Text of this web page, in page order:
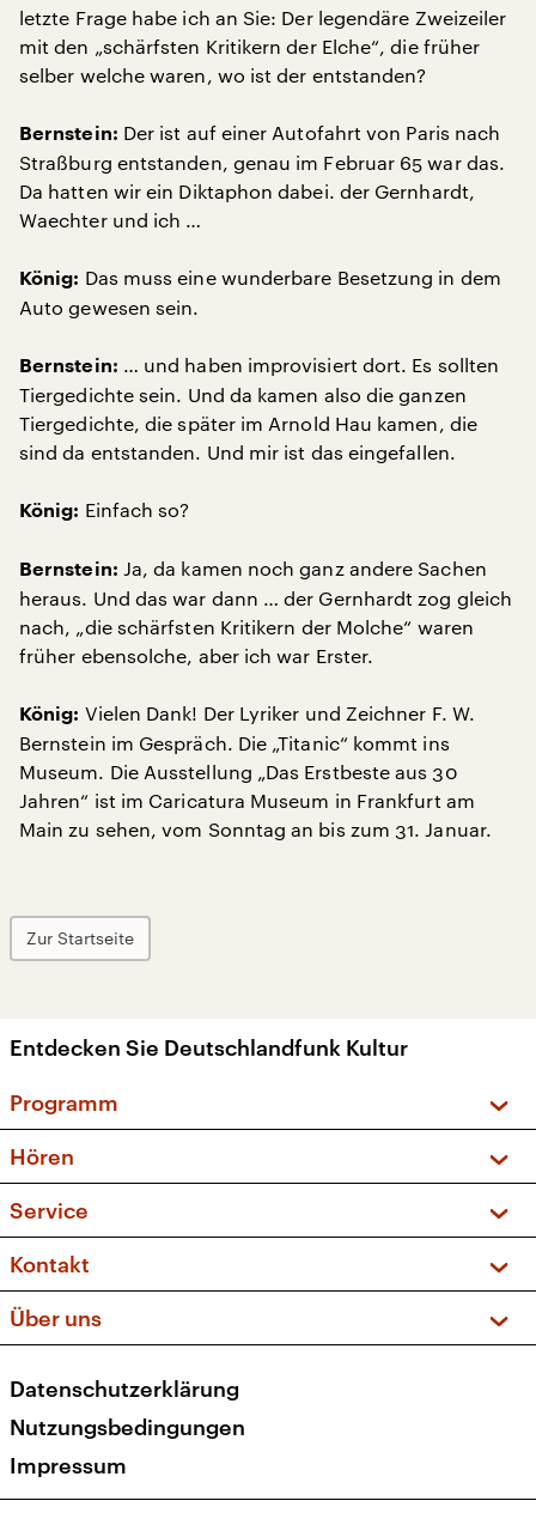
letzte Frage habe ich an Sie: Der legendäre Zweizeiler
mit den „schärfsten Kritikern der Elche“, die früher
selber welche waren, wo ist der entstanden?
Bernstein: Der ist auf einer Autofahrt von Paris nach
Straßburg entstanden, genau im Februar 65 war das.
Da hatten wir ein Diktaphon dabei. der Gernhardt,
Waechter und ich …
König: Das muss eine wunderbare Besetzung in dem
Auto gewesen sein.
Bernstein: … und haben improvisiert dort. Es sollten
Tiergedichte sein. Und da kamen also die ganzen
Tiergedichte, die später im Arnold Hau kamen, die
sind da entstanden. Und mir ist das eingefallen.
König: Einfach so?
Bernstein: Ja, da kamen noch ganz andere Sachen
heraus. Und das war dann … der Gernhardt zog gleich
nach, „die schärfsten Kritikern der Molche“ waren
früher ebensolche, aber ich war Erster.
König: Vielen Dank! Der Lyriker und Zeichner F. W.
Bernstein im Gespräch. Die „Titanic“ kommt ins
Museum. Die Ausstellung „Das Erstbeste aus 30
Jahren“ ist im Caricatura Museum in Frankfurt am
Main zu sehen, vom Sonntag an bis zum 31. Januar.
Zur Startseite
Entdecken Sie Deutschlandfunk Kultur
Programm
Sendungen und Podcasts
Musikliste
Kakadu – Das Kinderprogramm
Hören
Frequenzen (UKW + DAB+)
Service
FAQ
Apps
Newsletter
Veranstaltungen
Kontakt
Social Media
Über uns
Presse
Karriere
Transparenz
Datenschutzerklärung
Nutzungsbedingungen
Impressum